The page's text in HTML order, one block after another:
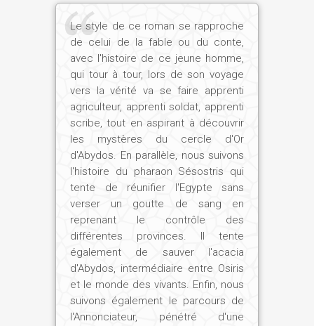
Chapelle blanche » de Karnak, ornée
d'admirables hiéroglyphes, nous
permettent d'entrevoir le génie des
architectes qui oeuvrèrent sous les
Amenemhat et les Sésostris. Grande
floraison littéraire, également, avec
quantité d'écrits majeurs, sans cesse
recopiés, tel le fameux Conte de
Sinouhé.
Néanmoins, cet âge d'or, il fallut le bâtir,
en se souvenant que la plus puissante
dynastie avait été mortelle. Ainsi, d'une
certaine manière, tout était à
reconstruire... notamment une
administration responsable et
performante, digne de celle de l'Ancien
Empire.
Le style de ce roman se rapproche
de celui de la fable ou du conte,
avec l'histoire de ce jeune homme,
qui tour à tour, lors de son voyage
vers la vérité va se faire apprenti
agriculteur, apprenti soldat, apprenti
scribe, tout en aspirant à découvrir
les mystères du cercle d'Or
d'Abydos. En parallèle, nous suivons
l'histoire du pharaon Sésostris qui
tente de réunifier l'Egypte sans
verser un goutte de sang en
reprenant le contrôle des
différentes provinces. Il tente
également de sauver l'acacia
d'Abydos, intermédiaire entre Osiris
et le monde des vivants. Enfin, nous
suivons également le parcours de
l'Annonciateur, pénétré d'une